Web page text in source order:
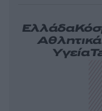
Ελλάδα
Αθλητικά
Υγεία